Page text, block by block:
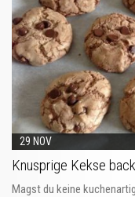
29 NOV
Knusprige Kekse
Magst du keine